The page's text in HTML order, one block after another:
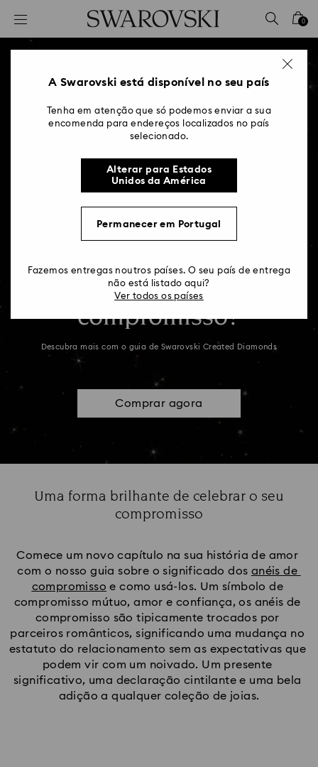
Accesskeys list
0 - Cabeçalho
2 - Rodapé
0
O que é um anel de
compromisso?
Descubra mais com o guia de Swarovski Created Diamonds
Comprar agora
Uma forma brilhante de celebrar o seu
compromisso
Comece um novo capítulo na sua história de amor
com o nosso guia sobre o significado dos anéis de
compromisso e como usá-los. Um símbolo de
compromisso mútuo, amor e confiança, os anéis de
compromisso são tipicamente trocados por
parceiros românticos, significando uma mudança no
estatuto do relacionamento sem as expectativas que
podem vir com um noivado. Um presente
significativo, uma declaração cintilante e uma bela
adição a qualquer coleção de joias.
A Swarovski está disponível no seu país
Tenha em atenção que só podemos enviar a sua
encomenda para endereços localizados no país
selecionado.
Alterar para Estados
Unidos da América
Permanecer em Portugal
Fazemos entregas noutros países. O seu país de entrega
não está listado aqui?
Ver todos os países